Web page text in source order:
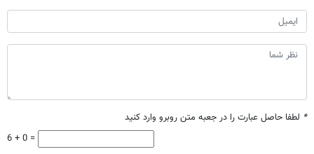
* لطفا حاصل عبارت را در جعبه متن روبرو وارد کنید
6 + 0 =